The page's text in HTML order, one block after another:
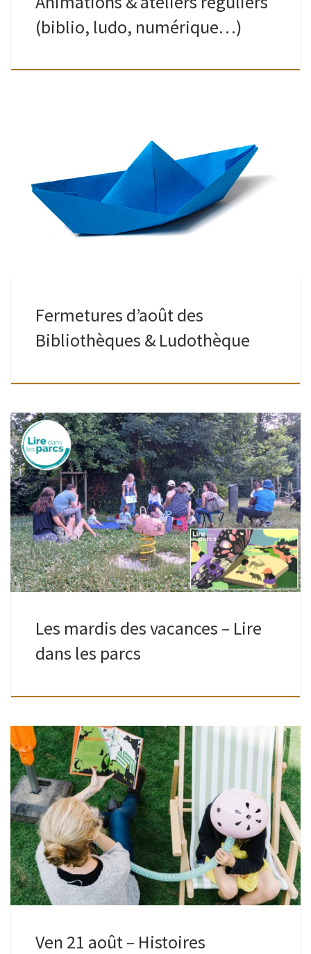
(biblio, ludo, numérique…)
Bibliothèques & Ludothèque de Watermael (quartier Keym)
mais toujours : retour possible des emprunts dans la boite à
livres, à hauteur du n° 7 rue Gratès, un peu plus loin sur […]
Fermetures d’août des
Bibliothèques & Ludothèque
Lire dans les parcs ou quand les livres sortent des
bibliothèques pendant l’été. Petites et grandes oreilles,
venez écouter des histoires dans 38 parcs bruxellois, du
mardi 7 juillet au […]
Les mardis des vacances – Lire
dans les parcs
Grands comme petits | Place Joseph Wauters | 16h30-
18hAnimé par les bibliothécaires Des histoires, des histoires
et encore des histoires ! Y en a des drôles, y en a des […]
Ven 21 août – Histoires